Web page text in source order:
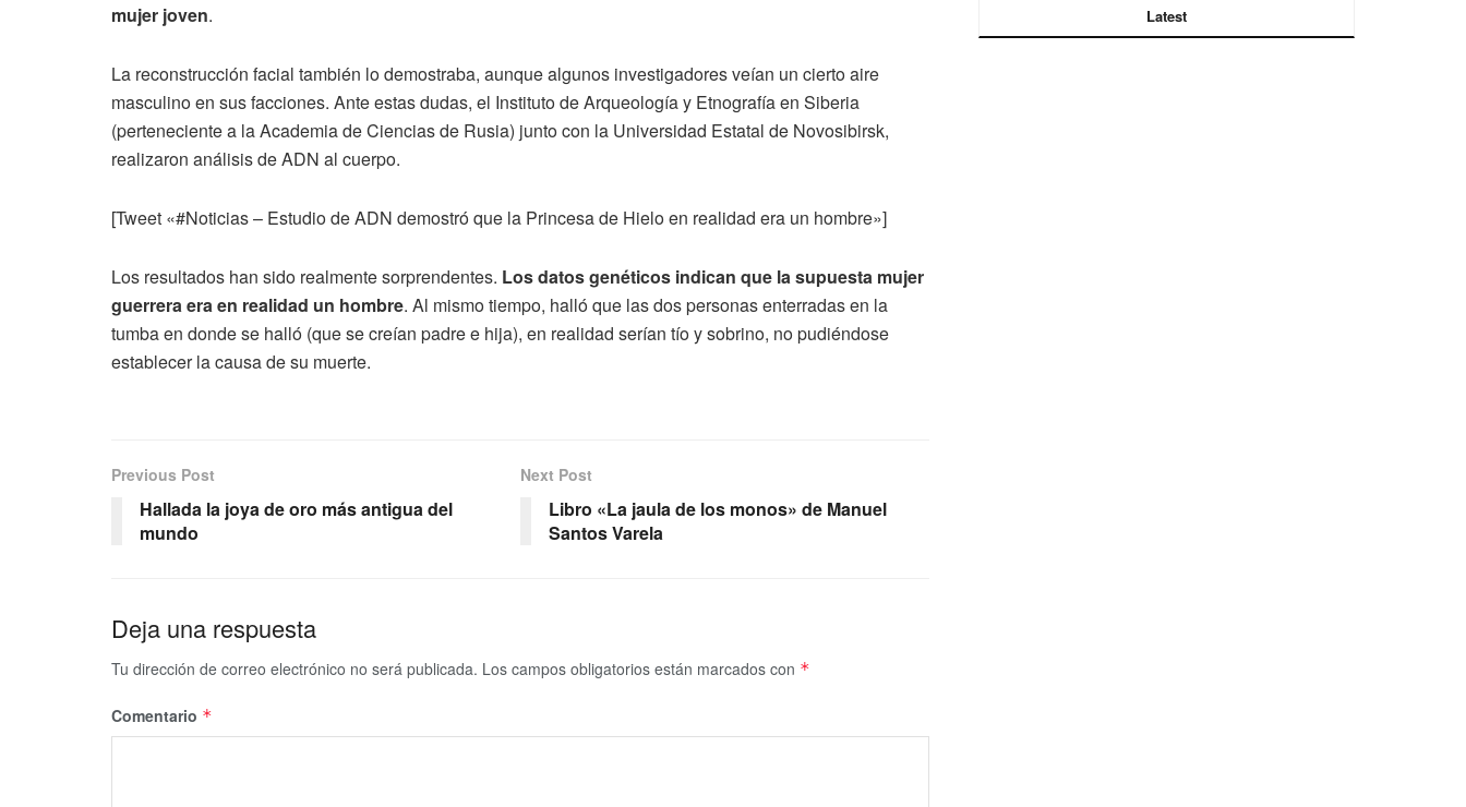
mujer joven.
La reconstrucción facial también lo demostraba, aunque algunos investigadores veían un cierto aire
masculino en sus facciones. Ante estas dudas, el Instituto de Arqueología y Etnografía en Siberia
(perteneciente a la Academia de Ciencias de Rusia) junto con la Universidad Estatal de Novosibirsk,
realizaron análisis de ADN al cuerpo.
[Tweet «#Noticias – Estudio de ADN demostró que la Princesa de Hielo en realidad era un hombre»]
Los resultados han sido realmente sorprendentes. Los datos genéticos indican que la supuesta mujer
guerrera era en realidad un hombre. Al mismo tiempo, halló que las dos personas enterradas en la
tumba en donde se halló (que se creían padre e hija), en realidad serían tío y sobrino, no pudiéndose
establecer la causa de su muerte.
Previous Post
Hallada la joya de oro más antigua del
mundo
Next Post
Libro «La jaula de los monos» de Manuel
Santos Varela
Deja una respuesta
Tu dirección de correo electrónico no será publicada. Los campos obligatorios están marcados con *
Comentario *
Latest